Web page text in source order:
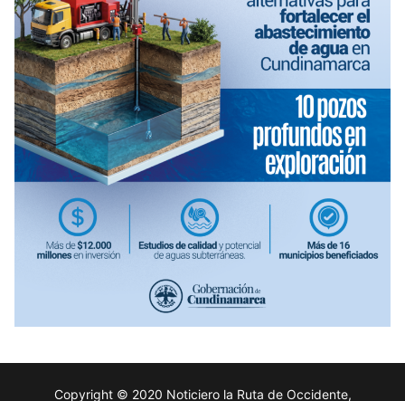
Copyright © 2020 Noticiero la Ruta de Occidente,